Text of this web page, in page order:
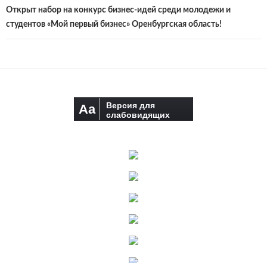
Открыт набор на конкурс бизнес-идей среди молодежи и
студентов «Мой первый бизнес» Оренбургская область!
Aa
Версия для
слабовидящих